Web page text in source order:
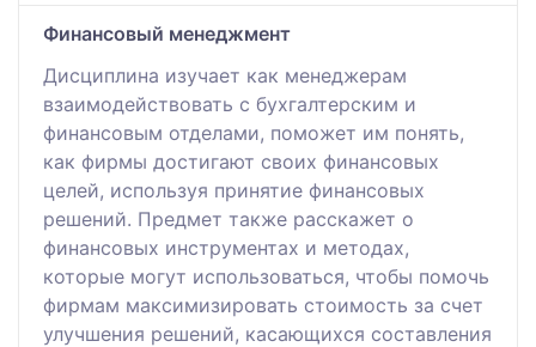
Финансовый менеджмент
Дисциплина изучает как менеджерам
взаимодействовать с бухгалтерским и
финансовым отделами, поможет им понять,
как фирмы достигают своих финансовых
целей, используя принятие финансовых
решений. Предмет также расскажет о
финансовых инструментах и методах,
которые могут использоваться, чтобы помочь
фирмам максимизировать стоимость за счет
улучшения решений, касающихся составления